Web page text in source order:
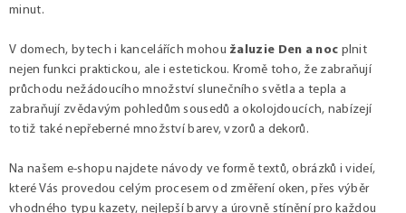
minut.
V domech, bytech i kancelářích mohou žaluzie Den a noc plnit
nejen funkci praktickou, ale i estetickou. Kromě toho, že zabraňují
průchodu nežádoucího množství slunečního světla a tepla a
zabraňují zvědavým pohledům sousedů a okolojdoucích, nabízejí
totiž také nepřeberné množství barev, vzorů a dekorů.
Na našem e-shopu najdete návody ve formě textů, obrázků i videí,
které Vás provedou celým procesem od změření oken, přes výběr
vhodného typu kazety, nejlepší barvy a úrovně stínění pro každou